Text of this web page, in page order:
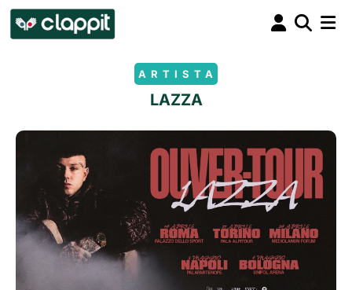
ARTISTA
LAZZA